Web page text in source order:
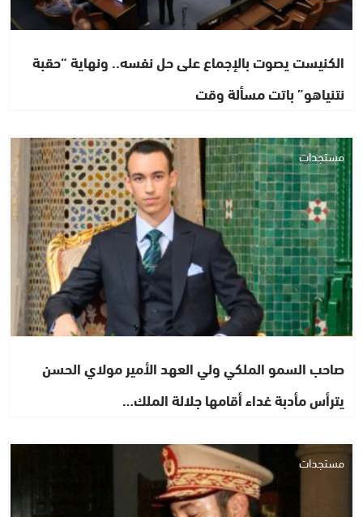
الكنيست يصوت بالإجماع على حل نفسه.. ونهاية “حقبة
نتنياهو” باتت مسألة وقت
مستجدات
صاحب السمو الملكي ولي العهد الأمير مولاي الحسن
يترأس مأدبة غداء أقامها جلالة الملك…
مستجدات